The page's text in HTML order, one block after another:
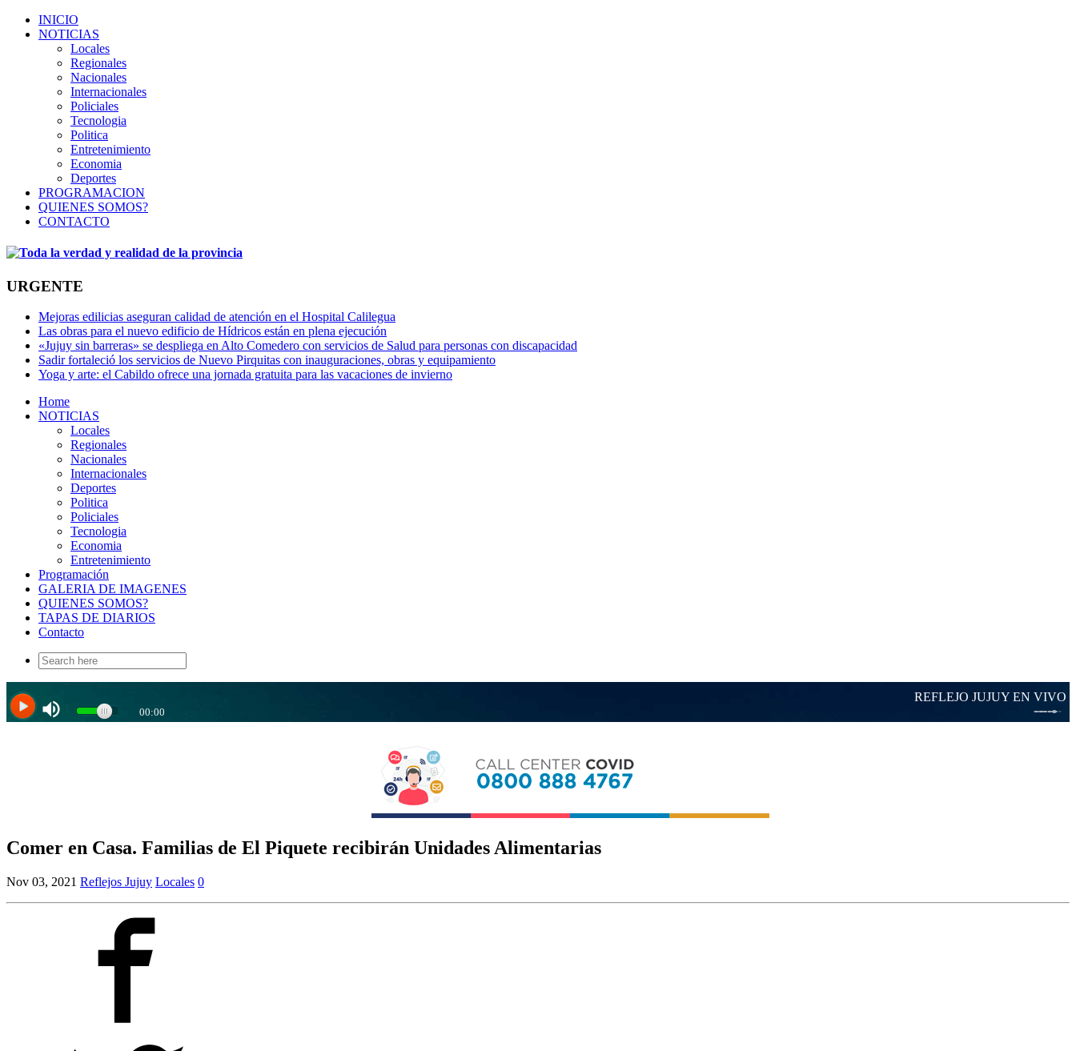
INICIO
NOTICIAS
Locales
Regionales
Nacionales
Internacionales
Policiales
Tecnologia
Politica
Entretenimiento
Economia
Deportes
PROGRAMACION
QUIENES SOMOS?
CONTACTO
URGENTE
Mejoras edilicias aseguran calidad de atención en el Hospital Calilegua
Las obras para el nuevo edificio de Hídricos están en plena ejecución
«Jujuy sin barreras» se despliega en Alto Comedero con servicios de Salud para personas con discapacidad
Sadir fortaleció los servicios de Nuevo Pirquitas con inauguraciones, obras y equipamiento
Yoga y arte: el Cabildo ofrece una jornada gratuita para las vacaciones de invierno
Home
NOTICIAS
Locales
Regionales
Nacionales
Internacionales
Deportes
Politica
Policiales
Tecnologia
Economia
Entretenimiento
Programación
GALERIA DE IMAGENES
QUIENES SOMOS?
TAPAS DE DIARIOS
Contacto
Search
for:
Comer en Casa. Familias de El Piquete recibirán Unidades Alimentarias
Nov 03, 2021 Reflejos Jujuy Locales 0